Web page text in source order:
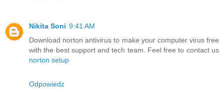
Nikita Soni 9:41 AM
Download norton antivirus to make your computer virus free
with the best support and tech team. Feel free to contact us
norton setup
Odpowiedz